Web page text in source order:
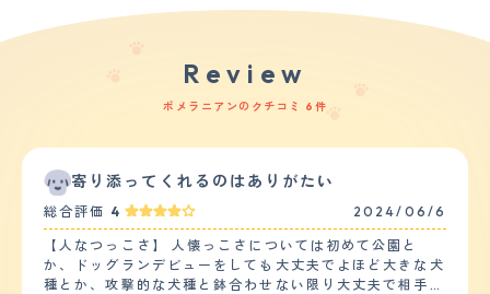
Review
ポメラニアンのクチコミ 6件
寄り添ってくれるのはありがたい
総合評価 4 2024/06/6
【人なつっこさ】 人懐っこさについては初めて公園と
か、ドッグランデビューをしても大丈夫でよほど大きな犬
種とか、攻撃的な犬種と鉢合わせない限り大丈夫で相手の